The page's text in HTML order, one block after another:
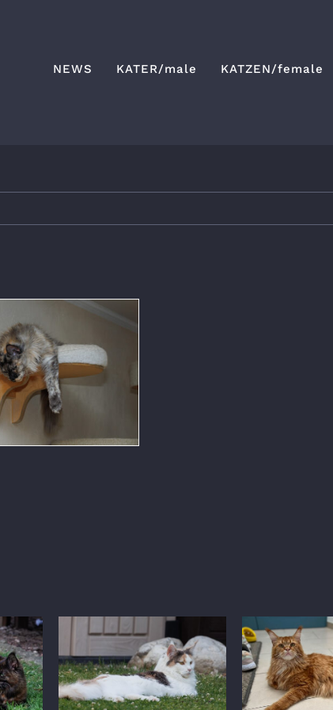
NEWS KATER/male KATZEN/female